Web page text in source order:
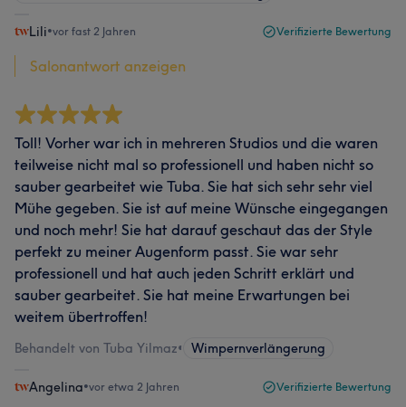
Lili•vor fast 2 Jahren Verifizierte Bewertung
Salonantwort anzeigen
Toll! Vorher war ich in mehreren Studios und die waren
teilweise nicht mal so professionell und haben nicht so
sauber gearbeitet wie Tuba. Sie hat sich sehr sehr viel
Mühe gegeben. Sie ist auf meine Wünsche eingegangen
und noch mehr! Sie hat darauf geschaut das der Style
perfekt zu meiner Augenform passt. Sie war sehr
professionell und hat auch jeden Schritt erklärt und
sauber gearbeitet. Sie hat meine Erwartungen bei
weitem übertroffen!
Behandelt von Tuba Yilmaz• Wimpernverlängerung
Angelina•vor etwa 2 Jahren Verifizierte Bewertung